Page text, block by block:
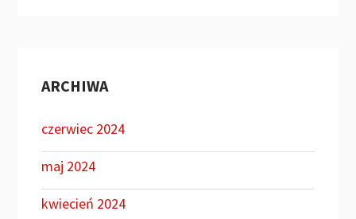
ARCHIWA
czerwiec 2024
maj 2024
kwiecień 2024